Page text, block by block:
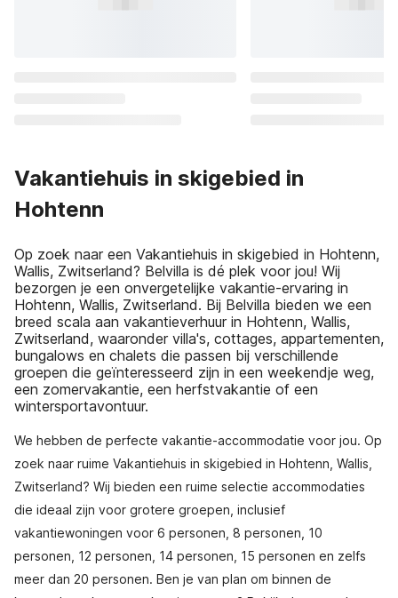
Vakantiehuis in skigebied in
Hohtenn
Op zoek naar een Vakantiehuis in skigebied in Hohtenn,
Wallis, Zwitserland? Belvilla is dé plek voor jou! Wij
bezorgen je een onvergetelijke vakantie-ervaring in
Hohtenn, Wallis, Zwitserland. Bij Belvilla bieden we een
breed scala aan vakantieverhuur in Hohtenn, Wallis,
Zwitserland, waaronder villa's, cottages, appartementen,
bungalows en chalets die passen bij verschillende
groepen die geïnteresseerd zijn in een weekendje weg,
een zomervakantie, een herfstvakantie of een
wintersportavontuur.
We hebben de perfecte vakantie-accommodatie voor jou. Op
zoek naar ruime Vakantiehuis in skigebied in Hohtenn, Wallis,
Zwitserland? Wij bieden een ruime selectie accommodaties
die ideaal zijn voor grotere groepen, inclusief
vakantiewoningen voor 6 personen, 8 personen, 10
personen, 12 personen, 14 personen, 15 personen en zelfs
meer dan 20 personen. Ben je van plan om binnen de